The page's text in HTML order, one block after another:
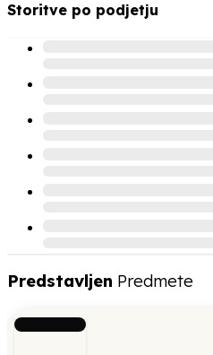
Storitve po podjetju
Predstavljen Predmete